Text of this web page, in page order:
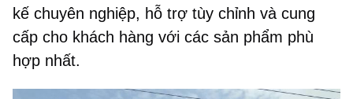
kế chuyên nghiệp, hỗ trợ tùy chỉnh và cung
cấp cho khách hàng với các sản phẩm phù
hợp nhất.